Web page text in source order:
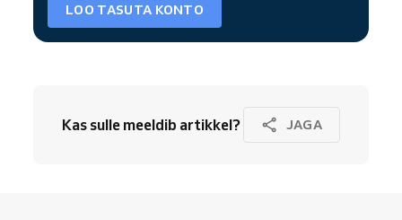
LOO TASUTA KONTO
Kas sulle meeldib artikkel? JAGA